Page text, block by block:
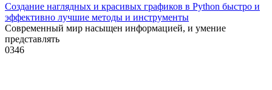
Создание наглядных и красивых графиков в Python быстро и
эффективно лучшие методы и инструменты
Современный мир насыщен информацией, и умение
представлять
0346